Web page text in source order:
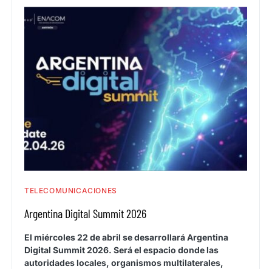
TELECOMUNICACIONES
Argentina Digital Summit 2026
El miércoles 22 de abril se desarrollará Argentina
Digital Summit 2026. Será el espacio donde las
autoridades locales, organismos multilaterales,